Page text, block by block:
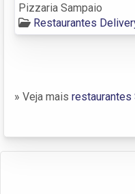
Pizzaria Sampaio
Restaurantes
» Veja mais restaurantes